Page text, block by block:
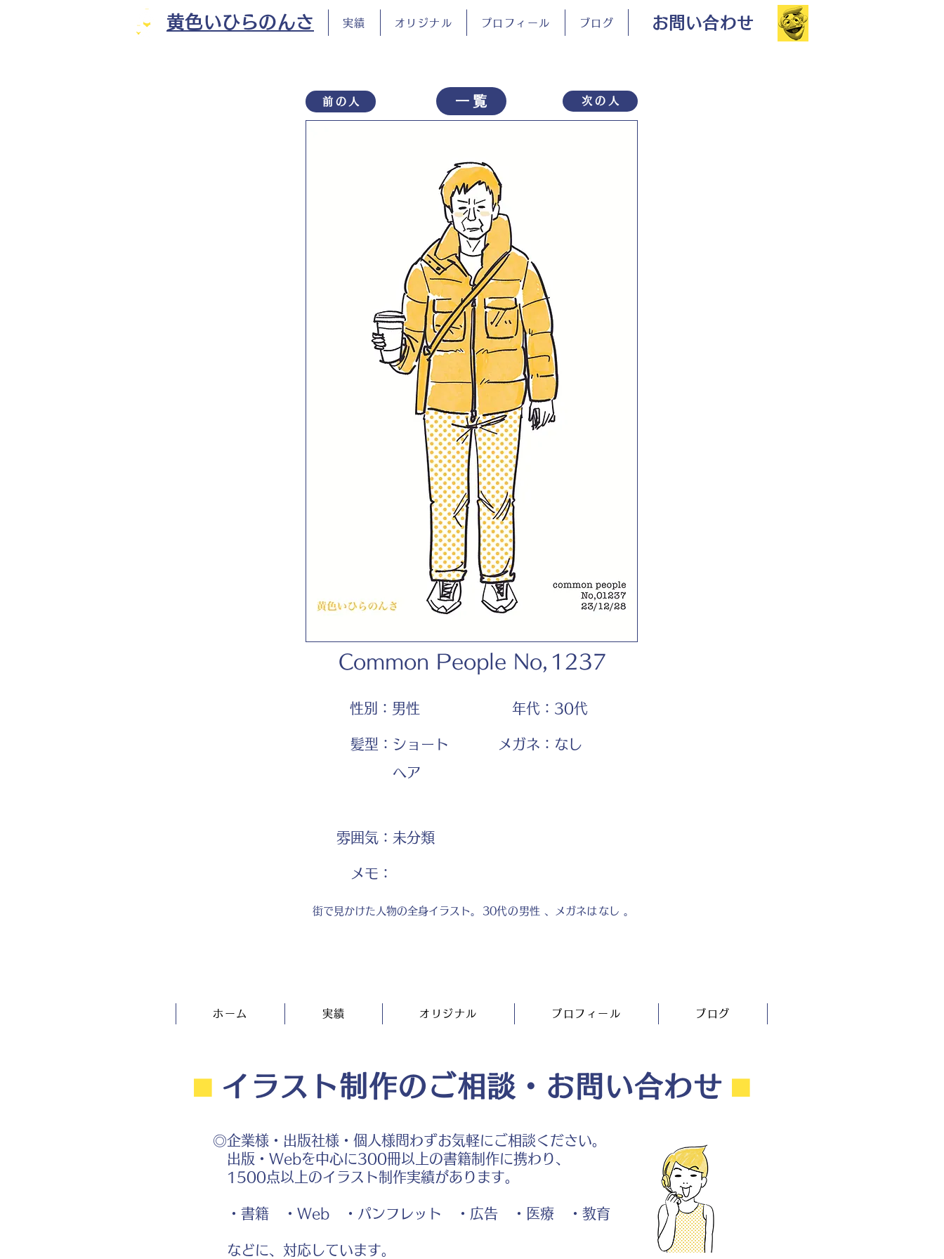
黄色いひらのんさ 実績 オリジナル プロフィール ブログ お問い合わせ
前の人 一覧 次の人
Common People No, 1237
性別： 男性
髪型： ショート
ヘア
年代： 30代
メガネ： なし
雰囲気： 未分類
​メモ：
街で見かけた人物の全身イラスト。 30代の 男性 、メガネは なし 。
ホーム 実績 オリジナル プロフィール ブログ
⬛︎ イラスト制作のご相談・お問い合わせ ⬛︎
◎企業様・出版社様・個人様問わずお気軽にご相談ください。
出版・Webを中心に300冊以上の書籍制作に携わり、
1500点以上のイラスト制作実績があります。
・書籍 ・Web ・パンフレット ・広告 ・医療 ・教育
などに、対応しています。